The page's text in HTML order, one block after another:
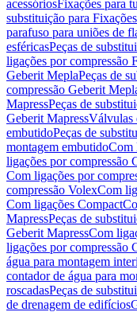
acessóriosFixações para
substituição para
parafuso para uniões de
esféricasPeças de
ligações por compressão
Geberit MeplaPeças de
compressão Geberit
MapressPeças de
Geberit MapressVálvulas
embutidoPeças de
montagem embutidoCom
ligações por compressão
Com ligações por
compressão VolexCom
Com ligações Compact
MapressPeças de
Geberit MapressCom
ligações por compressão
água para montagem
contador de água para
roscadasPeças de
de drenagem de edifícios